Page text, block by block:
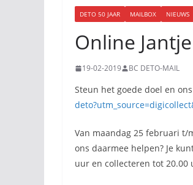
DETO 50 JAAR MAILBOX NIEUWS
Online
19-02-2019 BC DETO-MAIL
Steun het goede doel en
Van maandag 25 februari t/
ons daarmee helpen? Je
uur en collecteren tot 20.00